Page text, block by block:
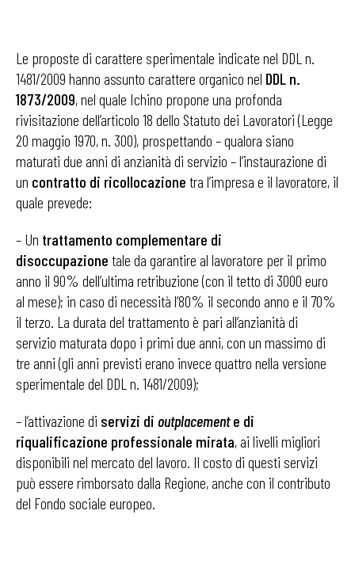
Le proposte di carattere sperimentale indicate nel DDL n.
1481/2009 hanno assunto carattere organico nel DDL n.
1873/2009, nel quale Ichino propone una profonda
rivisitazione dell’articolo 18 dello Statuto dei Lavoratori (Legge
20 maggio 1970, n. 300), prospettando – qualora siano
maturati due anni di anzianità di servizio – l’instaurazione di
un contratto di ricollocazione tra l’impresa e il lavoratore, il
quale prevede:
– Un trattamento complementare di
disoccupazione tale da garantire al lavoratore per il primo
anno il 90% dell’ultima retribuzione (con il tetto di 3000 euro
al mese); in caso di necessità l’80% il secondo anno e il 70%
il terzo. La durata del trattamento è pari all’anzianità di
servizio maturata dopo i primi due anni, con un massimo di
tre anni (gli anni previsti erano invece quattro nella versione
sperimentale del DDL n. 1481/2009);
– l’attivazione di servizi di outplacemente di
riqualificazione professionale mirata, ai livelli migliori
disponibili nel mercato del lavoro. Il costo di questi servizi
può essere rimborsato dalla Regione, anche con il contributo
del Fondo sociale europeo.